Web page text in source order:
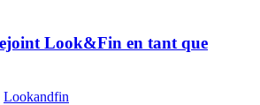
Look&Fin en tant que
Lookandfin